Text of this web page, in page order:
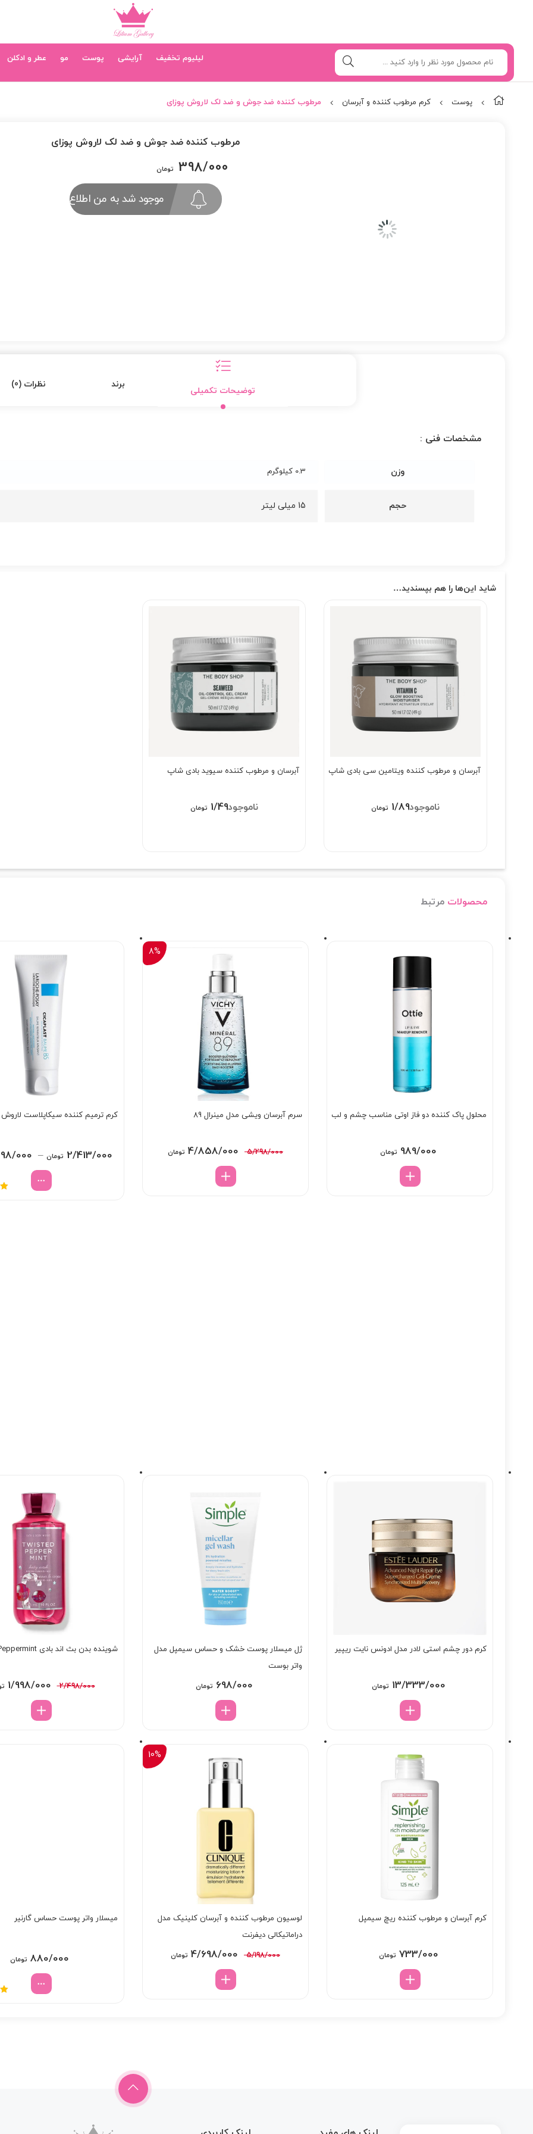
لیلیوم تخفیف آرایشی پوست مو عطر و ادکلن
پوست کرم مرطوب کننده و آبرسان مرطوب کننده ضد جوش و ضد لک لاروش پوزای
مرطوب کننده ضد جوش و ضد لک لاروش پوزای
398/000 تومان
موجود شد به من اطلاع بده
توضیحات تکمیلی
برند نظرات (0)
مشخصات فنی :
وزن 0.3 کیلوگرم
حجم 15 میلی لیتر
شاید این‌ها را هم بپسندید…
آبرسان و مرطوب کننده ویتامین سی بادی شاپ
1/898/000 تومان
آبرسان و مرطوب کننده سیوید بادی شاپ
1/498/000 تومان
محصولات مرتبط
محلول پاک کننده دو فاز اوتی مناسب چشم و لب
989/000 تومان
8%
سرم آبرسان ویشی مدل مینرال 89
5/298/000
قیمت
اصلی:
4/858/000 تومانقیمت
کرم ترمیم کننده سیکاپلاست لاروش
2/413/000 تومان –
000
کرم دور چشم استی لادر مدل ادونس نایت ریپیر
13/333/000 تومان
ژل میسلار پوست خشک و حساس سیمپل مدل
واتر بوست
698/000 تومان
شوینده بدن بث اند بادی Twisted Peppermint
2/498/000
قیمت
اصلی:
1/998/000
کرم آبرسان و مرطوب کننده ریچ سیمپل
733/000 تومان
10%
لوسیون مرطوب کننده و آبرسان کلینیک مدل
دراماتیکالی دیفرنت
5/198/000
قیمت
اصلی:
4/698/000 تومانقیمت
میسلار واتر پوست حساس گارنیر
880/000 تومان